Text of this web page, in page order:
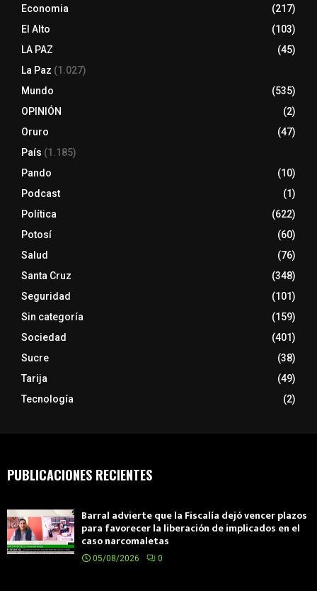
Economia
(217)
El Alto
(103)
LA PAZ
(45)
La Paz (1.027)
Mundo
(535)
OPINIÓN
(2)
Oruro
(47)
País (1.185)
Pando
(10)
Podcast
(1)
Política
(622)
Potosí
(60)
Salud
(76)
Santa Cruz
(348)
Seguridad
(101)
Sin categoría
(159)
Sociedad
(401)
Sucre
(38)
Tarija
(49)
Tecnología
(2)
PUBLICACIONES RECIENTES
Barral advierte que la Fiscalía dejó vencer plazos
para favorecer la liberación de implicados en el
caso narcomaletas
05/08/2026 0